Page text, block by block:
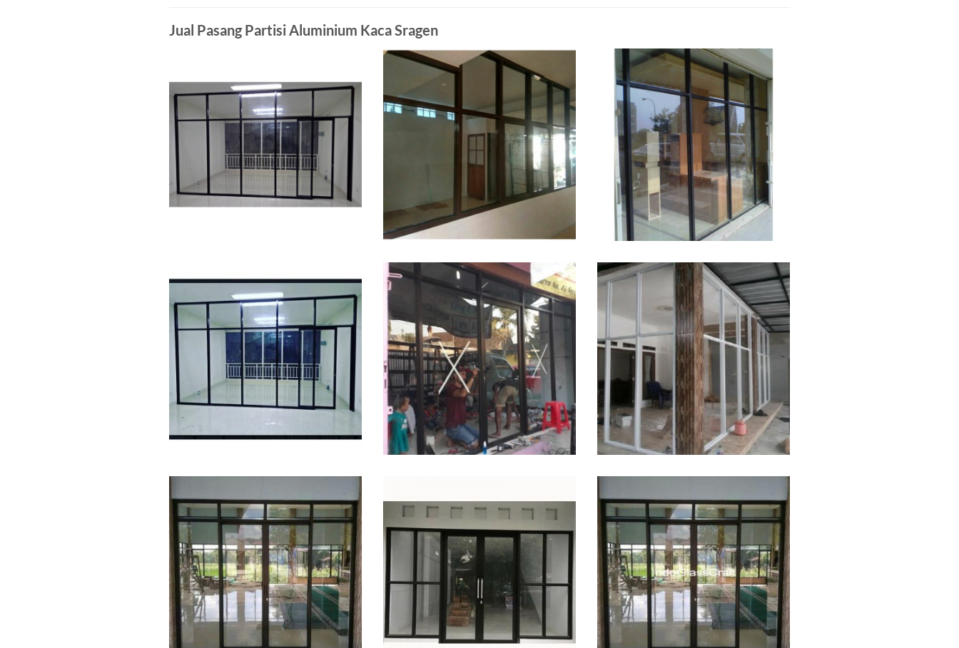
Jual Pasang Partisi Aluminium Kaca Sragen